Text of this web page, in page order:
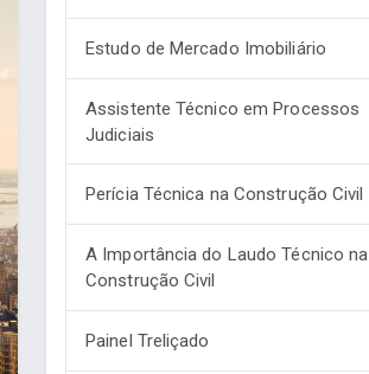
Estudo de Mercado Imobiliário
Assistente Técnico em Processos
Judiciais
Perícia Técnica na Construção Civil
A Importância do Laudo Técnico na
Construção Civil
Painel Treliçado